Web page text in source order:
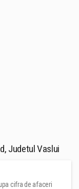
Judetul Vaslui
cifra de afaceri